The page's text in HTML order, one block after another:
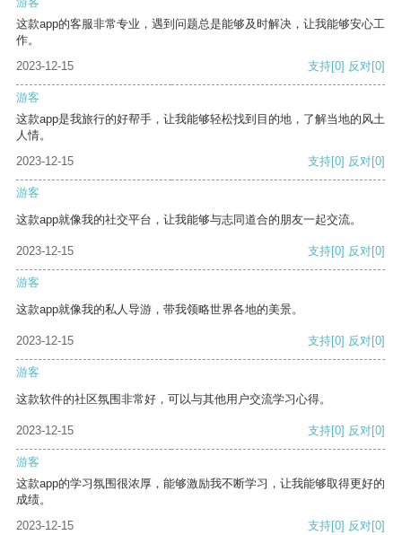
这款app的客服非常专业，遇到问题总是能够及时解决，让我能够安心工
作。
2023-12-15
支持[0] 反对[0]
游客
这款app是我旅行的好帮手，让我能够轻松找到目的地，了解当地的风土
人情。
2023-12-15
支持[0] 反对[0]
游客
这款app就像我的社交平台，让我能够与志同道合的朋友一起交流。
2023-12-15 支持[0] 反对[0]
游客
这款app就像我的私人导游，带我领略世界各地的美景。
2023-12-15 支持[0] 反对[0]
游客
这款软件的社区氛围非常好，可以与其他用户交流学习心得。
2023-12-15 支持[0] 反对[0]
游客
这款app的学习氛围很浓厚，能够激励我不断学习，让我能够取得更好的
成绩。
2023-12-15
支持[0] 反对[0]